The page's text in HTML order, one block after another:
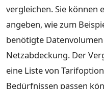
vergleichen. Sie können
angeben, wie zum
benötigte
Netzabdeckung. Der
eine Liste von
Bedürfnissen passen